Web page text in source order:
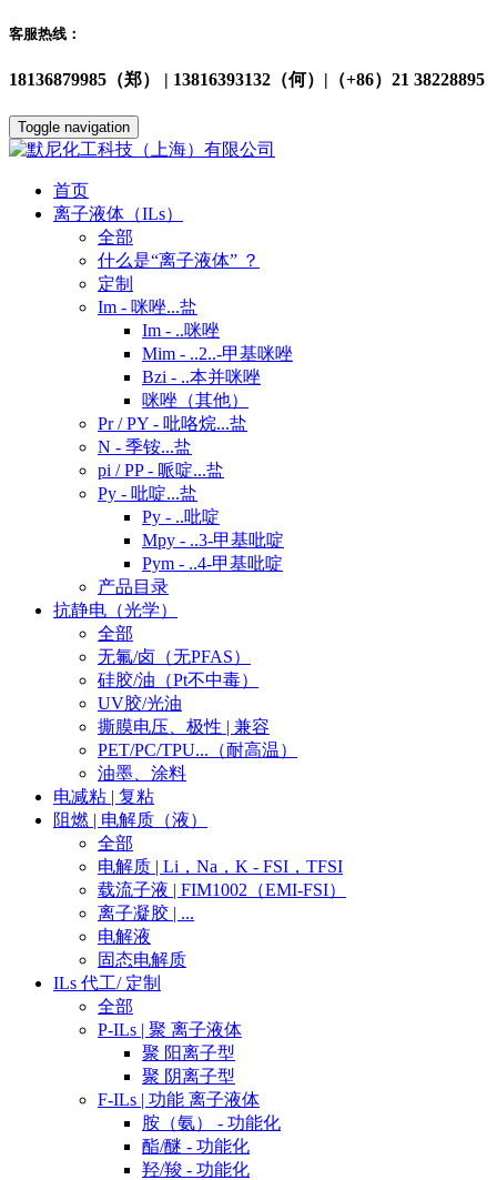
客服热线：
18136879985（郑） | 13816393132（何）|（+86）21 38228895
Toggle navigation
首页
离子液体（ILs）
全部
什么是“离子液体” ？
定制
Im - 咪唑...盐
Im - ..咪唑
Mim - ..2..-甲基咪唑
Bzi - ..本并咪唑
咪唑（其他）
Pr / PY - 吡咯烷...盐
N - 季铵...盐
pi / PP - 哌啶...盐
Py - 吡啶...盐
Py - ..吡啶
Mpy - ..3-甲基吡啶
Pym - ..4-甲基吡啶
产品目录
抗静电（光学）
全部
无氟/卤（无PFAS）
硅胶/油（Pt不中毒）
UV胶/光油
撕膜电压、极性 | 兼容
PET/PC/TPU...（耐高温）
油墨、涂料
电减粘 | 复粘
阻燃 | 电解质（液）
全部
电解质 | Li，Na，K - FSI，TFSI
载流子液 | FIM1002（EMI-FSI）
离子凝胶 | ...
电解液
固态电解质
ILs 代工/ 定制
全部
P-ILs | 聚 离子液体
聚 阳离子型
聚 阴离子型
F-ILs | 功能 离子液体
胺（氨） - 功能化
酯/醚 - 功能化
羟/羧 - 功能化